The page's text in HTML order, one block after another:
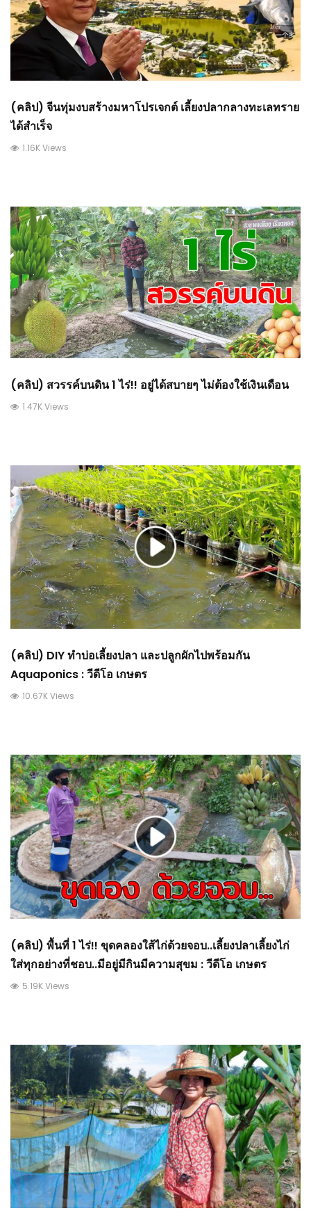
(คลิป) จีนทุ่มงบสร้างมหาโปรเจกต์ เลี้ยงปลากลางทะเลทราย
ได้สำเร็จ
1.16K Views
(คลิป) สวรรค์บนดิน 1 ไร่!! อยู่ได้สบายๆ ไม่ต้องใช้เงินเดือน
1.47K Views
(คลิป) DIY ทำบ่อเลี้ยงปลา และปลูกผักไปพร้อมกัน
Aquaponics : วีดีโอ เกษตร
10.67K Views
(คลิป) พื้นที่ 1 ไร่!! ขุดคลองใส้ไก่ด้วยจอบ..เลี้ยงปลาเลี้ยงไก่
ใส่ทุกอย่างที่ชอบ..มีอยู่มีกินมีความสุขม : วีดีโอ เกษตร
5.19K Views